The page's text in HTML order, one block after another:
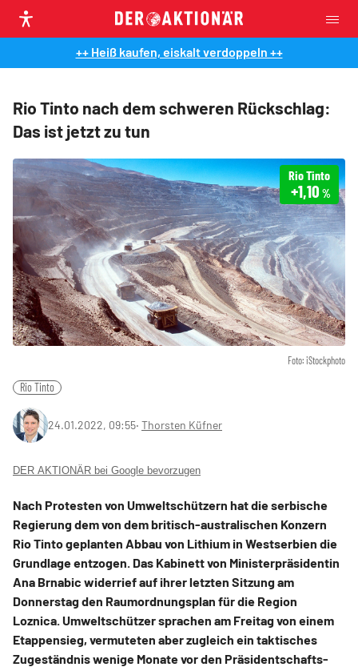
++ Heiß kaufen, eiskalt verdoppeln ++
Rio Tinto nach dem schweren Rückschlag:
Das ist jetzt zu tun
Foto: iStockphoto
Rio Tinto
+1,10 %
Rio Tinto
24.01.2022, 09:55‧ Thorsten Küfner
DER AKTIONÄR bei Google bevorzugen
Nach Protesten von Umweltschützern hat die serbische
Regierung dem von dem britisch-australischen Konzern
Rio Tinto geplanten Abbau von Lithium in Westserbien die
Grundlage entzogen. Das Kabinett von Ministerpräsidentin
Ana Brnabic widerrief auf ihrer letzten Sitzung am
Donnerstag den Raumordnungsplan für die Region
Loznica. Umweltschützer sprachen am Freitag von einem
Etappensieg, vermuteten aber zugleich ein taktisches
Zugeständnis wenige Monate vor den Präsidentschafts-